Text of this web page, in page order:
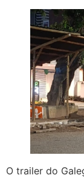
O trailer do